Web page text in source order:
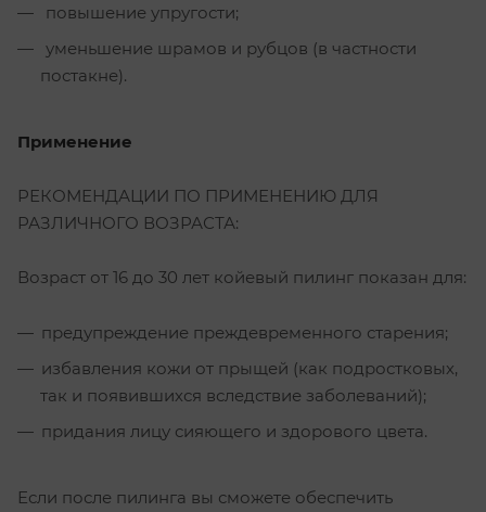
повышение упругости;
уменьшение шрамов и рубцов (в частности
постакне).
Применение
РЕКОМЕНДАЦИИ ПО ПРИМЕНЕНИЮ ДЛЯ
РАЗЛИЧНОГО ВОЗРАСТА:
Возраст от 16 до 30 лет койевый пилинг показан для:
предупреждение преждевременного старения;
избавления кожи от прыщей (как подростковых,
так и появившихся вследствие заболеваний);
придания лицу сияющего и здорового цвета.
Если после пилинга вы сможете обеспечить